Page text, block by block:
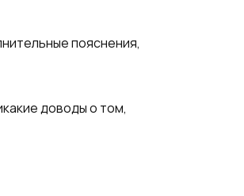
пояснения,
доводы о том,